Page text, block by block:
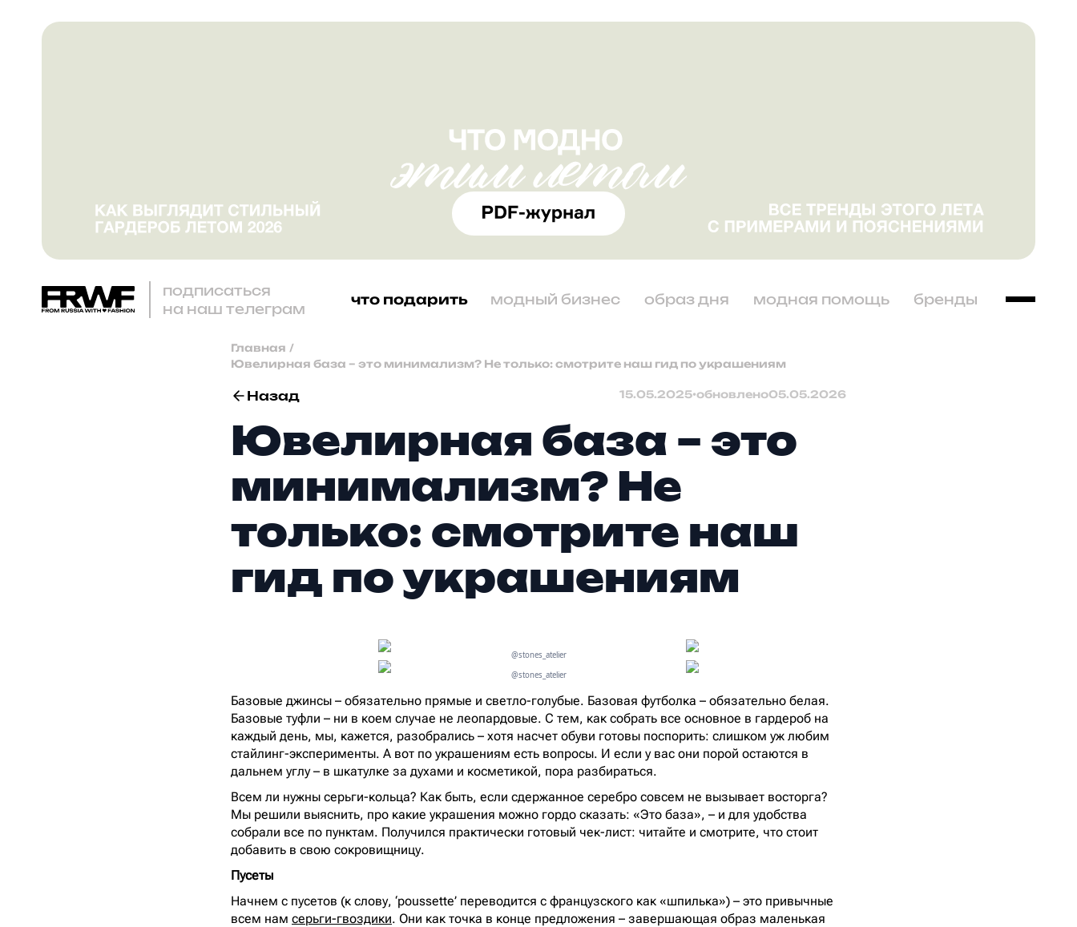
подписаться
на наш телеграм
что подарить модный бизнес образ дня модная помощь бренды
Главная /
Ювелирная база – это минимализм? Не только: смотрите наш гид по украшениям
Назад 15.05.2025•обновлено05.05.2026
Ювелирная база – это
минимализм? Не
только: смотрите наш
гид по украшениям
@stones_atelier
@stones_atelier
Базовые джинсы – обязательно прямые и светло-голубые. Базовая футболка – обязательно белая.
Базовые туфли – ни в коем случае не леопардовые. С тем, как собрать все основное в гардероб на
каждый день, мы, кажется, разобрались – хотя насчет обуви готовы поспорить: слишком уж любим
стайлинг-эксперименты. А вот по украшениям есть вопросы. И если у вас они порой остаются в
дальнем углу – в шкатулке за духами и косметикой, пора разбираться.
Всем ли нужны серьги-кольца? Как быть, если сдержанное серебро совсем не вызывает восторга?
Мы решили выяснить, про какие украшения можно гордо сказать: «Это база», – и для удобства
собрали все по пунктам. Получился практически готовый чек-лист: читайте и смотрите, что стоит
добавить в свою сокровищницу.
Пусеты
Начнем с пусетов (к слову, ‘poussette’ переводится с французского как «шпилька») – это привычные
всем нам серьги-гвоздики. Они как точка в конце предложения – завершающая образ маленькая